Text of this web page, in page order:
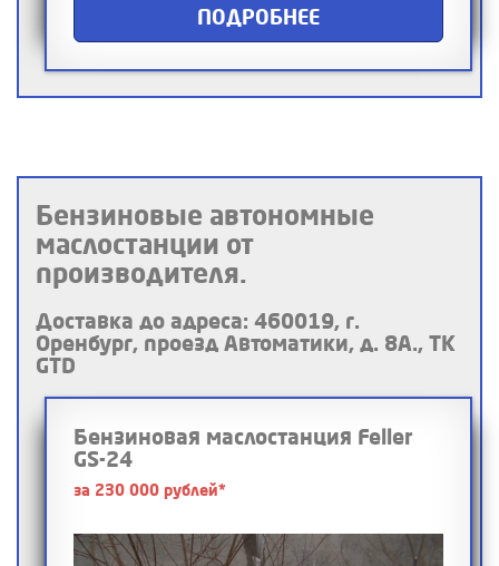
ПОДРОБНЕЕ
Бензиновые автономные
маслостанции от
производителя.
Доставка до адреса: 460019, г.
Оренбург, проезд Автоматики, д. 8А., ТК
GTD
Бензиновая маслостанция Feller
GS-24
за 230 000 рублей*